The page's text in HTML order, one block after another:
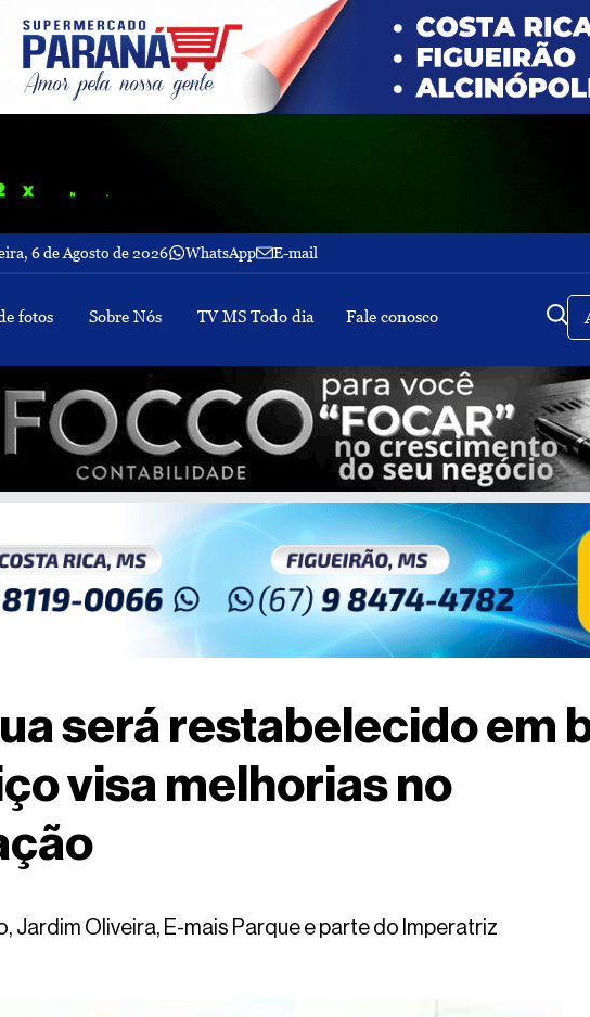
6 de Agosto de 2026 WhatsApp E-mail
fotos Sobre Nós TV MS Todo dia Fale conosco
será restabelecido em
visa melhorias no
Oliveira, E-mais Parque e parte do Imperatriz